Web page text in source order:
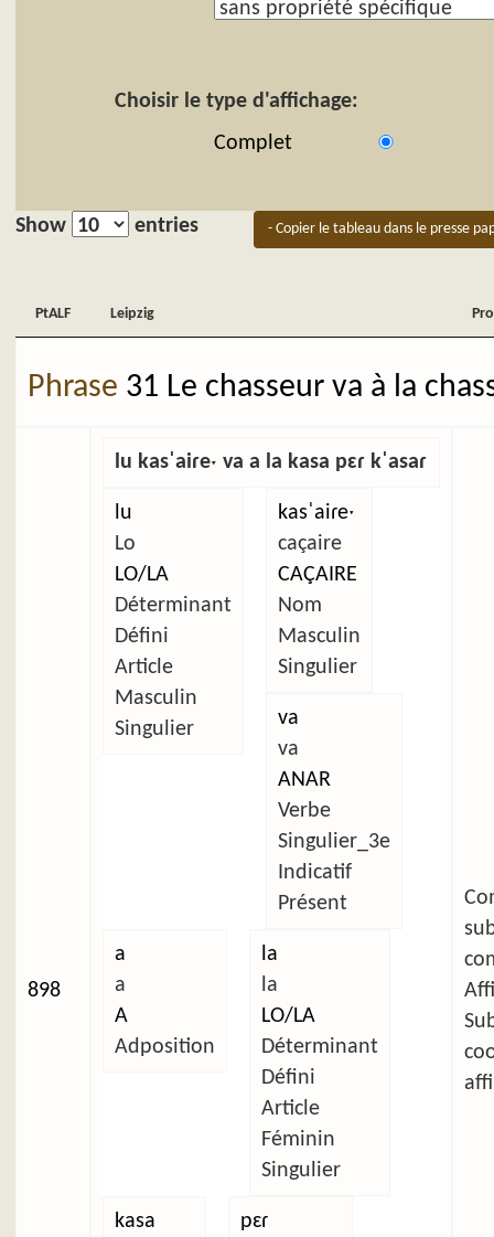
Choisir le type d'affichage:
Complet
Show entries - Copier le tableau dans le presse
PtALF Leipzig
Phrase 31 Le chasseur va à la
898
lu kasˈaiɾeˑ va a la kasa pɛɾ kˈasaɾ
lu
Lo
LO/LA
Déterminant
Défini
Article
Masculin
Singulier
kasˈaiɾeˑ
caçaire
CAÇAIRE
Nom
Masculin
Singulier
va
va
ANAR
Verbe
Singulier_3e
Indicatif
Présent
a
a
A
Adposition
la
la
LO/LA
Déterminant
Défini
Article
Féminin
Singulier
kasa
pɛɾ